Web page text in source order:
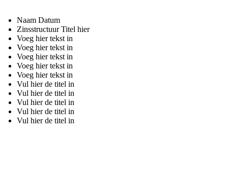
Naam Datum
Zinsstructuur Titel hier
Voeg hier tekst in
Voeg hier tekst in
Voeg hier tekst in
Voeg hier tekst in
Voeg hier tekst in
Vul hier de titel in
Vul hier de titel in
Vul hier de titel in
Vul hier de titel in
Vul hier de titel in